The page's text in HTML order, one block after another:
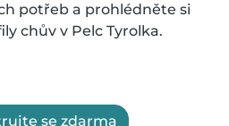
potřeb a prohlédněte si
chův v Pelc Tyrolka.
se zdarma